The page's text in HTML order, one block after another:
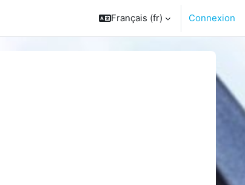
Français ‎(fr)‎ Connexion